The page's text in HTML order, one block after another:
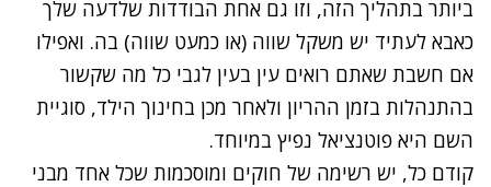
ביותר בתהליך הזה, וזו גם אחת הבודדות שלדעה שלך
כאבא לעתיד יש משקל שווה (או כמעט שווה) בה. ואפילו
אם חשבת שאתם רואים עין בעין לגבי כל מה שקשור
בהתנהלות בזמן ההריון ולאחר מכן בחינוך הילד, סוגיית
השם היא פוטנציאל נפיץ במיוחד.
קודם כל, יש רשימה של חוקים ומוסכמות שכל אחד מבני